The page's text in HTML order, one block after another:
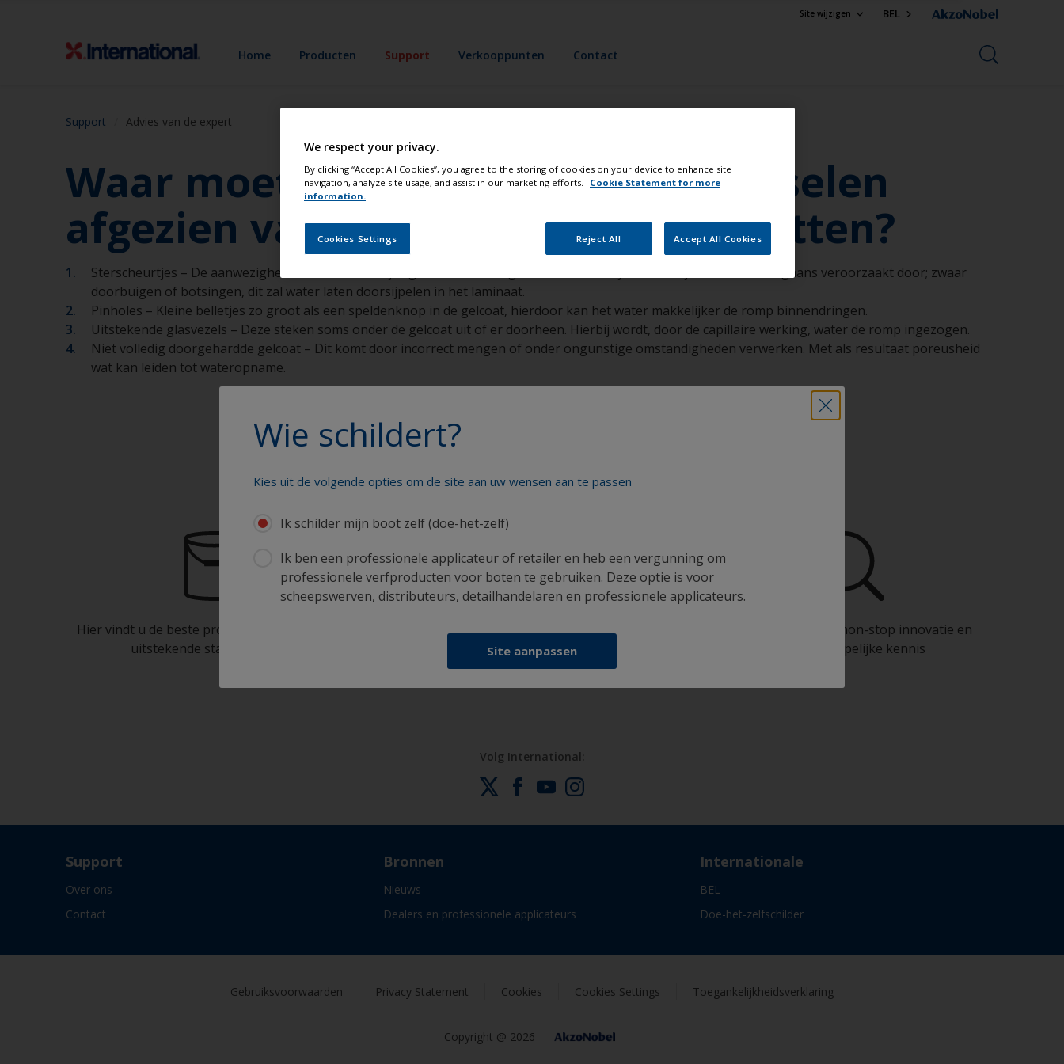
Site wijzigen BEL
Home Producten Support Verkooppunten Contact
Support Advies van de expert
Waar moet ik bij Osmose verschijnselen
afgezien van blazen nog meer op letten?
Sterscheurtjes – De aanwezigheid van sterscheurtjes geeft aan dat de gelcoat broos is. Fijne scheurtjes worden doorgaans veroorzaakt door; zwaar
doorbuigen of botsingen, dit zal water laten doorsijpelen in het laminaat.
Pinholes – Kleine belletjes zo groot als een speldenknop in de gelcoat, hierdoor kan het water makkelijker de romp binnendringen.
Uitstekende glasvezels – Deze steken soms onder de gelcoat uit of er doorheen. Hierbij wordt, door de capillaire werking, water de romp ingezogen.
Niet volledig doorgehardde gelcoat – Dit komt door incorrect mengen of onder ongunstige omstandigheden verwerken. Met als resultaat poreusheid
wat kan leiden tot wateropname.
Wie schildert?
Kies uit de volgende opties om de site aan uw wensen aan te passen
Ik schilder mijn boot zelf (doe-het-zelf)
Ik ben een professionele applicateur of retailer en heb een vergunning om
professionele verfproducten voor boten te gebruiken. Deze optie is voor
scheepswerven, distributeurs, detailhandelaren en professionele applicateurs.
Site aanpassen
Schilder uw boot als een echte professional
Hier vindt u de beste producten om uw boot in
uitstekende staat te houden
Krijg al het technische advies om vol vertrouwen
uw boot te schilderen
Profiteer van onze non-stop innovatie en
wetenschappelijke kennis
Volg International:
Support
Over ons
Contact
Bronnen
Nieuws
Dealers en professionele applicateurs
Internationale
BEL
Doe-het-zelfschilder
Gebruiksvoorwaarden Privacy Statement Cookies Cookies Settings Toegankelijkheidsverklaring
Copyright @ 2026
We respect your privacy.
By clicking “Accept All Cookies”, you agree to the storing of cookies on your device to enhance site
navigation, analyze site usage, and assist in our marketing efforts.
Cookie Statement for more
information.
Cookies Settings Reject All Accept All Cookies